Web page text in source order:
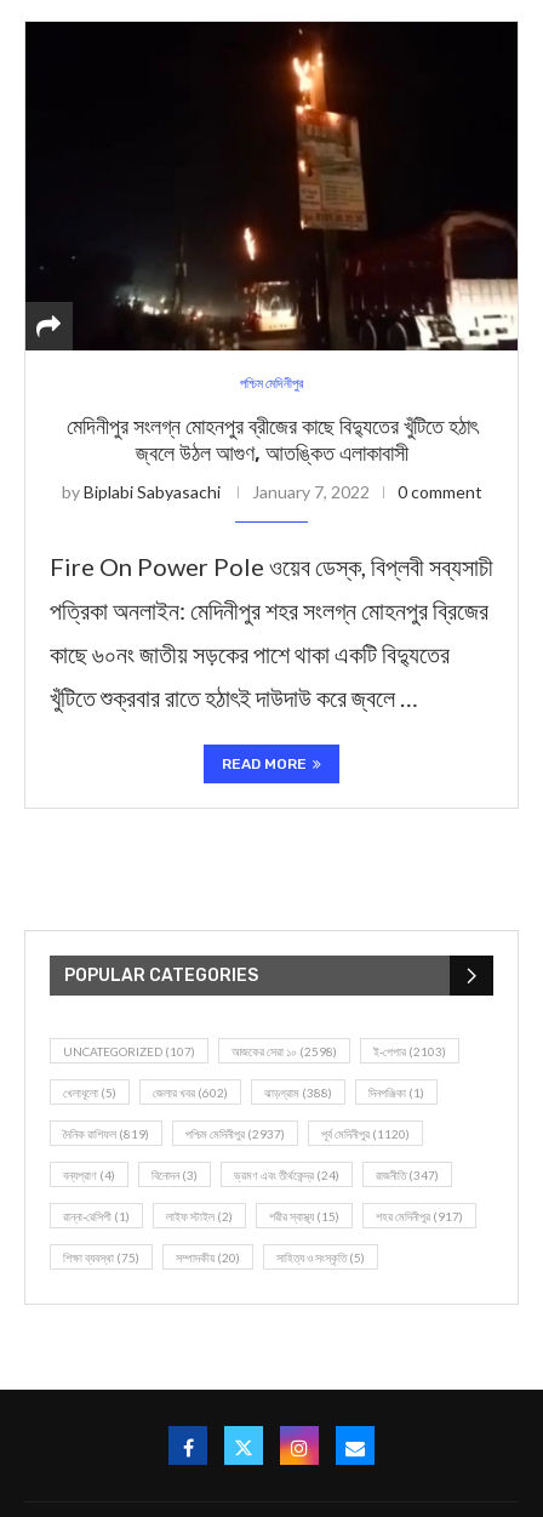
পশ্চিম মেদিনীপুর
মেদিনীপুর সংলগ্ন মোহনপুর ব্রীজের কাছে বিদ্যুতের খুঁটিতে হঠাৎ
জ্বলে উঠল আগুণ, আতঙ্কিত এলাকাবাসী
byBiplabi Sabyasachi January 7, 2022 0 comment
Fire On Power Pole ওয়েব ডেস্ক, বিপ্লবী সব্যসাচী
পত্রিকা অনলাইন: মেদিনীপুর শহর সংলগ্ন মোহনপুর ব্রিজের
কাছে ৬০নং জাতীয় সড়কের পাশে থাকা একটি বিদ্যুতের
খুঁটিতে শুক্রবার রাতে হঠাৎই দাউদাউ করে জ্বলে …
READ MORE
POPULAR CATEGORIES
UNCATEGORIZED (107) আজকের সেরা ১০ (2598) ই-পেপার (2103)
খেলাধূলো (5) জেলার খবর (602) ঝাড়গ্রাম (388) দিনপঞ্জিকা (1)
দৈনিক রাশিফল (819) পশ্চিম মেদিনীপুর (2937) পূর্ব মেদিনীপুর (1120)
বন্যপ্রাণ (4) বিনোদন(3) ভ্রমণ এবং তীর্থকেন্দ্র (24) রাজনীতি(347)
রান্না-রেসিপী (1) লাইফ স্টাইল (2) শরীর স্বাস্থ্য (15) শহর মেদিনীপুর (917)
শিক্ষা ব্যবস্থা (75) সম্পাদকীয় (20) সাহিত্য ও সংস্কৃতি(5)